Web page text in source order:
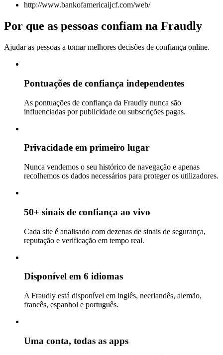
http://www.bankofamericaijcf.com/web/
Por que as pessoas confiam na Fraudly
Ajudar as pessoas a tomar melhores decisões de confiança online.
Pontuações de confiança independentes
As pontuações de confiança da Fraudly nunca são
influenciadas por publicidade ou subscrições pagas.
Privacidade em primeiro lugar
Nunca vendemos o seu histórico de navegação e apenas
recolhemos os dados necessários para proteger os utilizadores.
50+ sinais de confiança ao vivo
Cada site é analisado com dezenas de sinais de segurança,
reputação e verificação em tempo real.
Disponível em 6 idiomas
A Fraudly está disponível em inglês, neerlandês, alemão,
francês, espanhol e português.
Uma conta, todas as apps